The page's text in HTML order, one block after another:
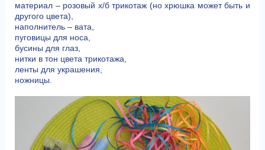
материал – розовый х/б трикотаж (но хрюшка может быть и
другого цвета),
наполнитель – вата,
пуговицы для носа,
бусины для глаз,
нитки в тон цвета трикотажа,
ленты для украшения,
ножницы.